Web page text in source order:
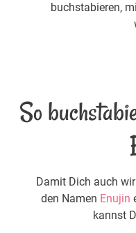
buchstabieren,
So
Damit Dich auch
den Namen Enujin
kannst